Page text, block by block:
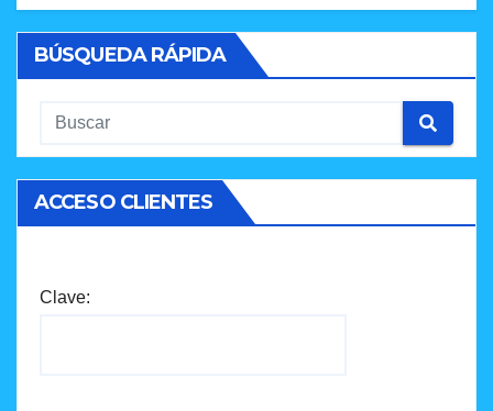
BÚSQUEDA RÁPIDA
ACCESO CLIENTES
Clave: